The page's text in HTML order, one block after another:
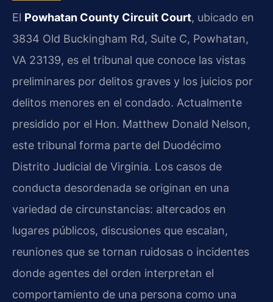
El Powhatan County Circuit Court, ubicado en
3834 Old Buckingham Rd, Suite C, Powhatan,
VA 23139, es el tribunal que conoce las vistas
preliminares por delitos graves y los juicios por
delitos menores en el condado. Actualmente
presidido por el Hon. Matthew Donald Nelson,
este tribunal forma parte del Duodécimo
Distrito Judicial de Virginia. Los casos de
conducta desordenada se originan en una
variedad de circunstancias: altercados en
lugares públicos, discusiones que escalan,
reuniones que se tornan ruidosas o incidentes
donde agentes del orden interpretan el
comportamiento de una persona como una